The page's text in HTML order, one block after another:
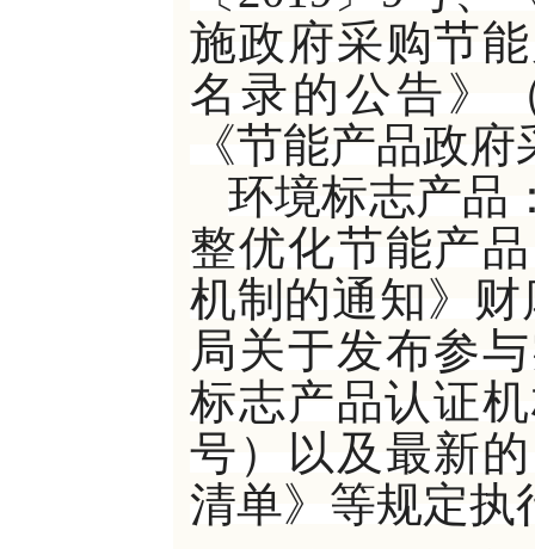
施政府采购节
名录的公告》
《节能产品政
环境标志产品
整优化节能产
机制的通知》财
局关于发布参
标志产品认证
号）以及最新
清单》等规定执